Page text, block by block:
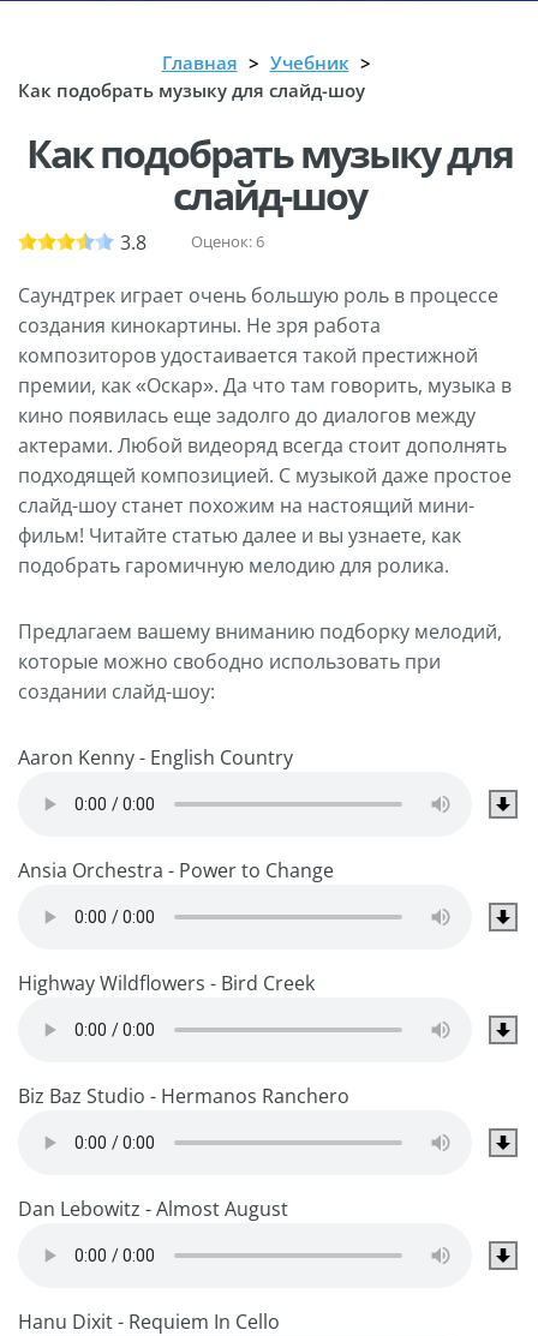
Главная
Учебник
Как подобрать музыку для слайд-шоу
Как подобрать музыку для
слайд-шоу
3.8 Оценок:6
Саундтрек играет очень большую роль в процессе
создания кинокартины. Не зря работа
композиторов удостаивается такой престижной
премии, как «Оскар». Да что там говорить, музыка в
кино появилась еще задолго до диалогов между
актерами. Любой видеоряд всегда стоит дополнять
подходящей композицией. С музыкой даже простое
слайд-шоу станет похожим на настоящий мини-
фильм! Читайте статью далее и вы узнаете, как
подобрать гаромичную мелодию для ролика.
Предлагаем вашему вниманию подборку мелодий,
которые можно свободно использовать при
создании слайд-шоу:
Aaron Kenny - English Country
Ansia Orchestra - Power to Change
Highway Wildflowers - Bird Creek
Biz Baz Studio - Hermanos Ranchero
Dan Lebowitz - Almost August
Hanu Dixit - Requiem In Cello